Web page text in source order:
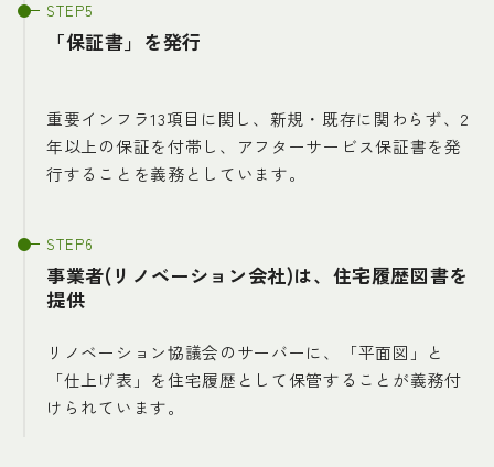
「保証書」を発行
重要インフラ13項目に関し、新規・既存に関わらず、2
年以上の保証を付帯し、アフターサービス保証書を発
行することを義務としています。
事業者(リノベーション会社)は、住宅履歴図書を
提供
リノベーション協議会のサーバーに、「平面図」と
「仕上げ表」を住宅履歴として保管することが義務付
けられています。